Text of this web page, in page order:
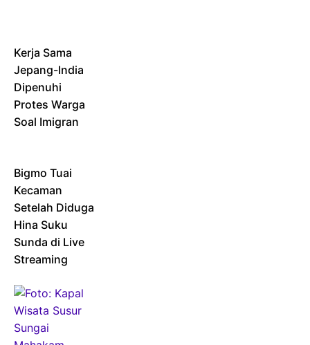
Kerja Sama
Jepang-India
Dipenuhi
Protes Warga
Soal Imigran
Bigmo Tuai
Kecaman
Setelah Diduga
Hina Suku
Sunda di Live
Streaming